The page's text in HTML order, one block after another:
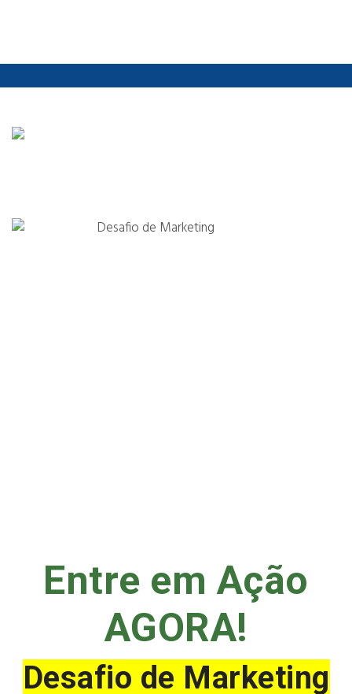
Entre em Ação
AGORA!
Desafio de Marketing